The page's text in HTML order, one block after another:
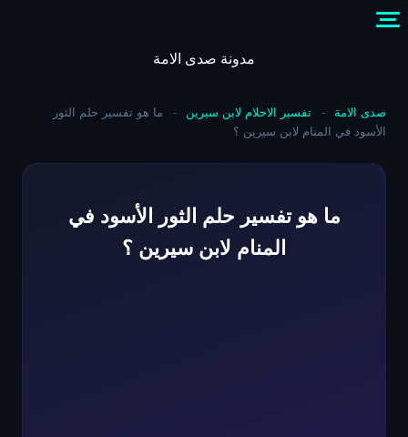
content
مدونة صدى الامة
صدى الامة - تفسير الاحلام لابن سيرين -
ما هو تفسير حلم الثور
الأسود في المنام لابن سيرين ؟
ما هو تفسير حلم الثور الأسود في
المنام لابن سيرين ؟